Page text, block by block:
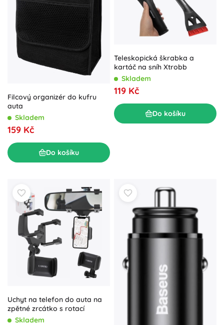
Filcový organizér do kufru
auta
Skladem
159 Kč
Do košíku
Teleskopická škrabka a
kartáč na sníh Xtrobb
Skladem
119 Kč
Do košíku
Uchyt na telefon do auta na
zpětné zrcátko s rotací
Skladem